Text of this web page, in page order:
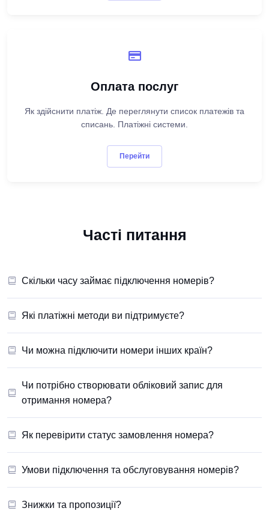
Оплата послуг
Як здійснити платіж. Де переглянути список платежів та
списань. Платіжні системи.
Перейти
Часті питання
Скільки часу займає підключення номерів?
Які платіжні методи ви підтримуєте?
Чи можна підключити номери інших країн?
Чи потрібно створювати обліковий запис для
отримання номера?
Як перевірити статус замовлення номера?
Умови підключення та обслуговування номерів?
Знижки та пропозиції?